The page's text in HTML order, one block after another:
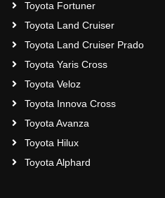
Toyota Fortuner
Toyota Land Cruiser
Toyota Land Cruiser Prado
Toyota Yaris Cross
Toyota Veloz
Toyota Innova Cross
Toyota Avanza
Toyota Hilux
Toyota Alphard